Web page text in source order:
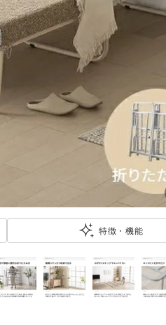
特徴・機能